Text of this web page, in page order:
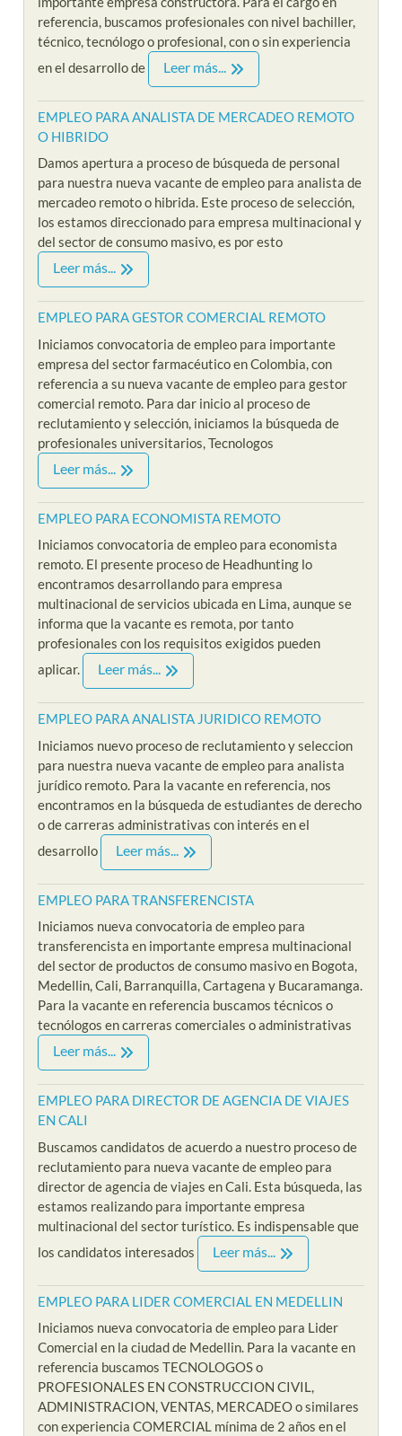
referencia, buscamos profesionales con nivel bachiller,
técnico, tecnólogo o profesional, con o sin experiencia
en el desarrollo de
Leer más...
EMPLEO PARA ANALISTA DE MERCADEO REMOTO
O HIBRIDO
Damos apertura a proceso de búsqueda de personal
para nuestra nueva vacante de empleo para analista de
mercadeo remoto o hibrida. Este proceso de selección,
los estamos direccionado para empresa multinacional y
del sector de consumo masivo, es por esto
Leer más...
EMPLEO PARA GESTOR COMERCIAL REMOTO
Iniciamos convocatoria de empleo para importante
empresa del sector farmacéutico en Colombia, con
referencia a su nueva vacante de empleo para gestor
comercial remoto. Para dar inicio al proceso de
reclutamiento y selección, iniciamos la búsqueda de
profesionales universitarios, Tecnologos
Leer más...
EMPLEO PARA ECONOMISTA REMOTO
Iniciamos convocatoria de empleo para economista
remoto. El presente proceso de Headhunting lo
encontramos desarrollando para empresa
multinacional de servicios ubicada en Lima, aunque se
informa que la vacante es remota, por tanto
profesionales con los requisitos exigidos pueden
aplicar.
Leer más...
EMPLEO PARA ANALISTA JURIDICO REMOTO
Iniciamos nuevo proceso de reclutamiento y seleccion
para nuestra nueva vacante de empleo para analista
jurídico remoto. Para la vacante en referencia, nos
encontramos en la búsqueda de estudiantes de derecho
o de carreras administrativas con interés en el
desarrollo
Leer más...
EMPLEO PARA TRANSFERENCISTA
Iniciamos nueva convocatoria de empleo para
transferencista en importante empresa multinacional
del sector de productos de consumo masivo en Bogota,
Medellin, Cali, Barranquilla, Cartagena y Bucaramanga.
Para la vacante en referencia buscamos técnicos o
tecnólogos en carreras comerciales o administrativas
Leer más...
EMPLEO PARA DIRECTOR DE AGENCIA DE VIAJES
EN CALI
Buscamos candidatos de acuerdo a nuestro proceso de
reclutamiento para nueva vacante de empleo para
director de agencia de viajes en Cali. Esta búsqueda, las
estamos realizando para importante empresa
multinacional del sector turístico. Es indispensable que
los candidatos interesados
Leer más...
EMPLEO PARA LIDER COMERCIAL EN MEDELLIN
Iniciamos nueva convocatoria de empleo para Lider
Comercial en la ciudad de Medellin. Para la vacante en
referencia buscamos TECNOLOGOS o
PROFESIONALES EN CONSTRUCCION CIVIL,
ADMINISTRACION, VENTAS, MERCADEO o similares
con experiencia COMERCIAL mínima de 2 años en el